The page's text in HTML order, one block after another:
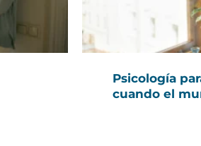
Psicología
cuando el